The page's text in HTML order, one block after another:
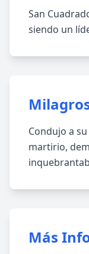
San
siendo un
Condujo a
martirio,
Más